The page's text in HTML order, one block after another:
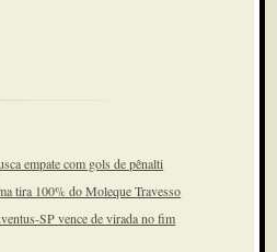
empate com gols de pênalti
tira 100% do Moleque Travesso
SP vence de virada no fim